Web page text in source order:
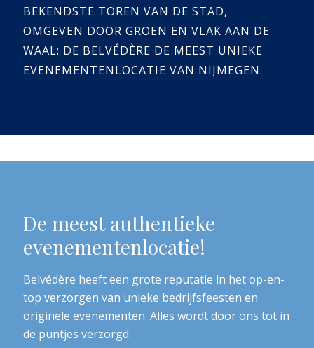
BEKENDSTE TOREN VAN DE STAD,
OMGEVEN DOOR GROEN EN VLAK AAN DE
WAAL: DE BELVÉDÈRE DE MEEST UNIEKE
EVENEMENTENLOCATIE VAN NIJMEGEN.
De meest authentieke
evenementenlocatie!
Belvédère heeft een grote reputatie in het op-en-
top verzorgen van unieke bedrijfsfeesten en
originele evenementen. Alles wordt door ons tot in
de puntjes verzorgd.